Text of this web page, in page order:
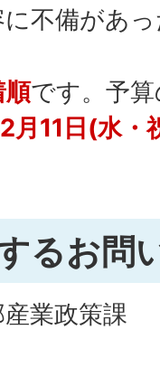
不備があ
順です。予
月11日(水・
るお問
業政策課